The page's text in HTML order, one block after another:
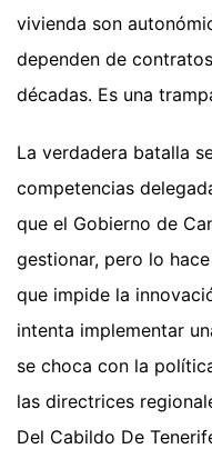
vivienda son
dependen de
décadas. Es una
La verdadera batalla
competencias
que el Gobierno de
gestionar, pero lo
que impide la
intenta implementar
se choca con la
las directrices
Del Cabildo De